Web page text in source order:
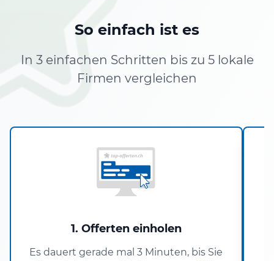
So einfach ist es
In 3 einfachen Schritten bis zu 5 lokale
Firmen vergleichen
1. Offerten einholen
Es dauert gerade mal 3 Minuten, bis Sie